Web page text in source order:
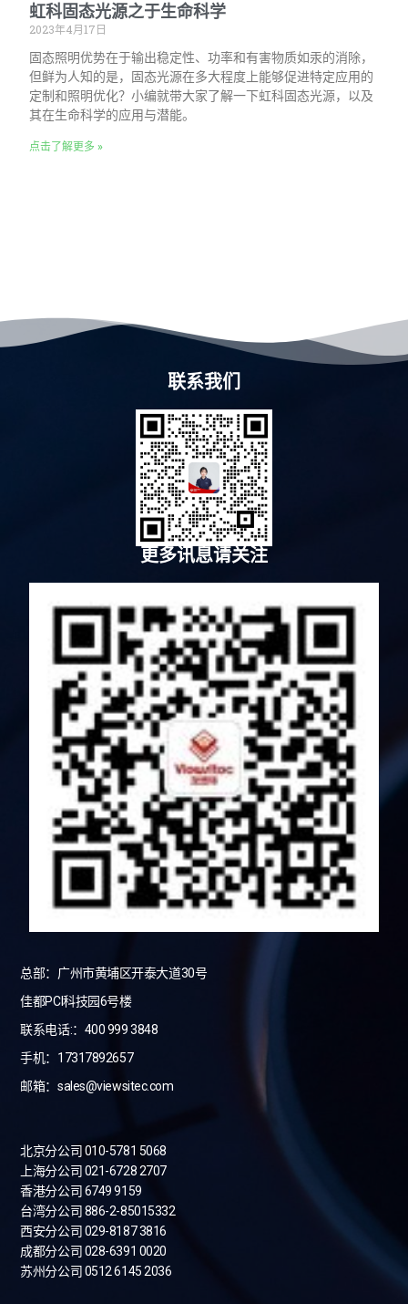
虹科固态光源之于生命科学
2023年4月17日
固态照明优势在于输出稳定性、功率和有害物质如汞的消除，
但鲜为人知的是，固态光源在多大程度上能够促进特定应用的
定制和照明优化？小编就带大家了解一下虹科固态光源，以及
其在生命科学的应用与潜能。
点击了解更多 »
联系我们
更多讯息请关注
总部：广州市黄埔区开泰大道30号
佳都PCI科技园6号楼
联系电话:：400 999 3848
手机：17317892657
邮箱：sales@viewsitec.com
北京分公司 010-5781 5068
上海分公司 021-6728 2707
香港分公司 6749 9159
台湾分公司 886-2-85015332
西安分公司 029-8187 3816
成都分公司 028-6391 0020
苏州分公司 0512 6145 2036